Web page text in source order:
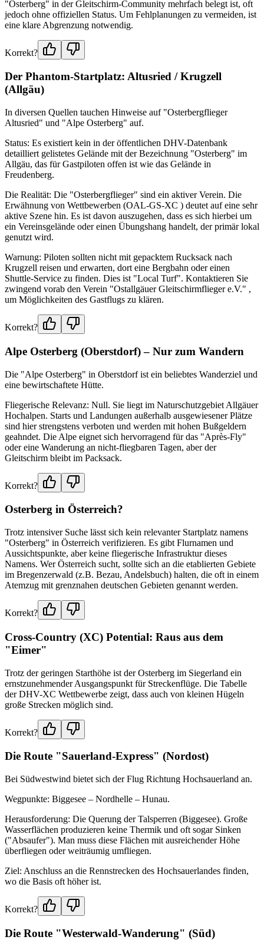
"Osterberg" in der Gleitschirm-Community mehrfach belegt ist, oft
jedoch ohne offiziellen Status. Um Fehlplanungen zu vermeiden, ist
eine klare Abgrenzung notwendig.
Korrekt?
Der Phantom-Startplatz: Altusried / Krugzell
(Allgäu)
In diversen Quellen tauchen Hinweise auf "Osterbergflieger
Altusried" und "Alpe Osterberg" auf.
Status: Es existiert kein in der öffentlichen DHV-Datenbank
detailliert gelistetes Gelände mit der Bezeichnung "Osterberg" im
Allgäu, das für Gastpiloten offen ist wie das Gelände in
Freudenberg.
Die Realität: Die "Osterbergflieger" sind ein aktiver Verein. Die
Erwähnung von Wettbewerben (OAL-GS-XC ) deutet auf eine sehr
aktive Szene hin. Es ist davon auszugehen, dass es sich hierbei um
ein Vereinsgelände oder einen Übungshang handelt, der primär lokal
genutzt wird.
Warnung: Piloten sollten nicht mit gepacktem Rucksack nach
Krugzell reisen und erwarten, dort eine Bergbahn oder einen
Shuttle-Service zu finden. Dies ist "Local Turf". Kontaktieren Sie
zwingend vorab den Verein "Ostallgäuer Gleitschirmflieger e.V." ,
um Möglichkeiten des Gastflugs zu klären.
Korrekt?
Alpe Osterberg (Oberstdorf) – Nur zum Wandern
Die "Alpe Osterberg" in Oberstdorf ist ein beliebtes Wanderziel und
eine bewirtschaftete Hütte.
Fliegerische Relevanz: Null. Sie liegt im Naturschutzgebiet Allgäuer
Hochalpen. Starts und Landungen außerhalb ausgewiesener Plätze
sind hier strengstens verboten und werden mit hohen Bußgeldern
geahndet. Die Alpe eignet sich hervorragend für das "Après-Fly"
oder eine Wanderung an nicht-fliegbaren Tagen, aber der
Gleitschirm bleibt im Packsack.
Korrekt?
Osterberg in Österreich?
Trotz intensiver Suche lässt sich kein relevanter Startplatz namens
"Osterberg" in Österreich verifizieren. Es gibt Flurnamen und
Aussichtspunkte, aber keine fliegerische Infrastruktur dieses
Namens. Wer Österreich sucht, sollte sich an die etablierten Gebiete
im Bregenzerwald (z.B. Bezau, Andelsbuch) halten, die oft in einem
Atemzug mit grenznahen deutschen Gebieten genannt werden.
Korrekt?
Cross-Country (XC) Potential: Raus aus dem
"Eimer"
Trotz der geringen Starthöhe ist der Osterberg im Siegerland ein
ernstzunehmender Ausgangspunkt für Streckenflüge. Die Tabelle
der DHV-XC Wettbewerbe zeigt, dass auch von kleinen Hügeln
große Strecken möglich sind.
Korrekt?
Die Route "Sauerland-Express" (Nordost)
Bei Südwestwind bietet sich der Flug Richtung Hochsauerland an.
Wegpunkte: Biggesee – Nordhelle – Hunau.
Herausforderung: Die Querung der Talsperren (Biggesee). Große
Wasserflächen produzieren keine Thermik und oft sogar Sinken
("Absaufer"). Man muss diese Flächen mit ausreichender Höhe
überfliegen oder weiträumig umfliegen.
Ziel: Anschluss an die Rennstrecken des Hochsauerlandes finden,
wo die Basis oft höher ist.
Korrekt?
Die Route "Westerwald-Wanderung" (Süd)